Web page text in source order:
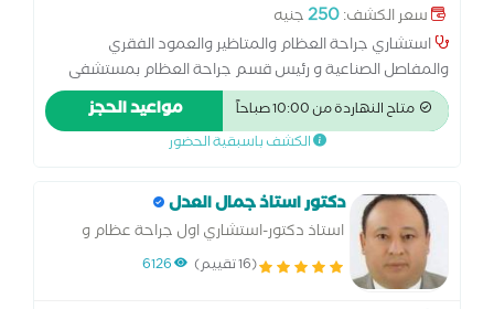
سعر الكشف:250جنيه
استشاري جراحة العظام والمتاظير والعمود الفقري
والمفاصل الصناعية و رئيس قسم جراحة العظام بمستشفى
زفتى العام
متاح النهاردة من 10:00 صباحاً مواعيد الحجز
الكشف باسبقية الحضور
دكتور استاذ جمال العدل
استاذ دكتور-استشاري اول جراحة عظام و
عظام الاطفال
(16 تقييم) 6126